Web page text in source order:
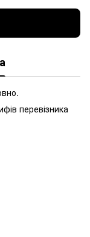
перевізника